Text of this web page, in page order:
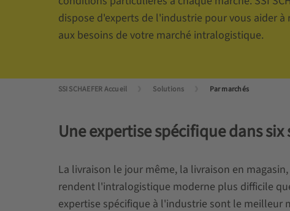
dispose d'experts de l'industrie pour vous aider à
aux besoins de votre marché intralogistique.
SSI SCHAEFER Accueil Solutions Par marchés
Une expertise spécifique dans
La livraison le jour même, la livraison en
rendent l'intralogistique moderne plus difficile
expertise spécifique à l'industrie sont le meilleur